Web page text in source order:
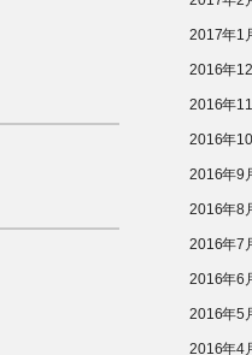
2017年1
2016年
2016年
2016年
2016年9
2016年8
2016年7
2016年6
2016年5
2016年4